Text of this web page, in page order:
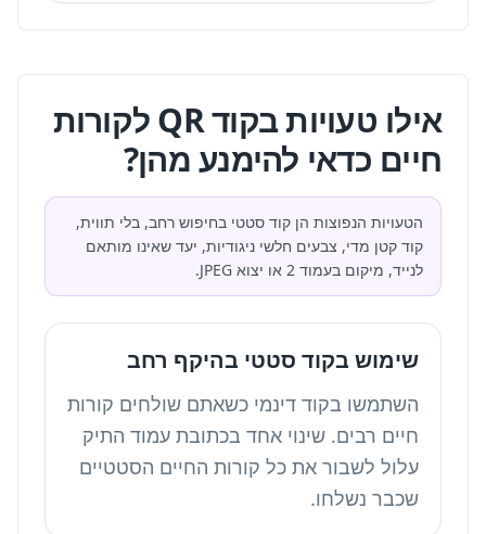
אילו טעויות בקוד QR לקורות
חיים כדאי להימנע מהן?
הטעויות הנפוצות הן קוד סטטי בחיפוש רחב, בלי תווית,
קוד קטן מדי, צבעים חלשי ניגודיות, יעד שאינו מותאם
לנייד, מיקום בעמוד 2 או יצוא JPEG.
שימוש בקוד סטטי בהיקף רחב
השתמשו בקוד דינמי כשאתם שולחים קורות
חיים רבים. שינוי אחד בכתובת עמוד התיק
עלול לשבור את כל קורות החיים הסטטיים
שכבר נשלחו.